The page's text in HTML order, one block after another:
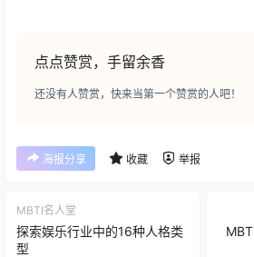
点点赞赏，手留余香
还没有人赞赏，快来当第一个赞赏的人吧！
海报分享 收藏 举报
MBTI名人堂
探索娱乐行业中的16种人格类
型